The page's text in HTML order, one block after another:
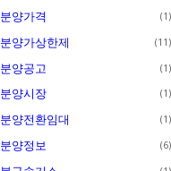
분양가격 1
분양가상한제 11
분양공고 1
분양시장 1
분양전환임대 1
분양정보 6